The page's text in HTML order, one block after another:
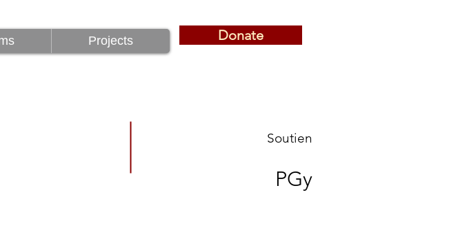
Programmes Donate
Projects Donate
Soutien
PGy